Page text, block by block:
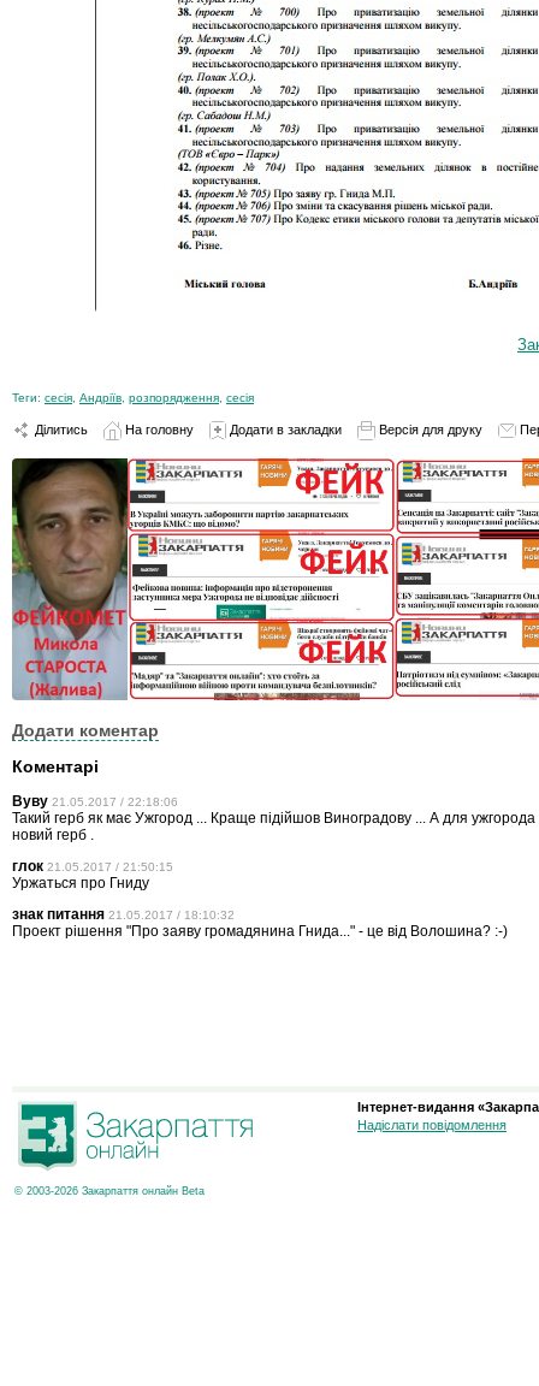
Теги: сесія Андріїв розпорядження сесія
Ділитись На головну Додати в закладки Версія для друку
Додати коментар
Коментарі
Вуву 21.05.2017 / 22:18:06
Такий герб як має Ужгород ... Краще підійшов Виноградову ... А для
новий герб .
глок 21.05.2017 / 21:50:15
Уржаться про Гниду
знак питання 21.05.2017 / 18:10:32
Проект рішення "Про заяву громадянина Гнида..." - це від Волошина? :-)
© 2003-2026 Закарпаття онлайн Beta
Інтернет-видання
Надіслати повідомлення